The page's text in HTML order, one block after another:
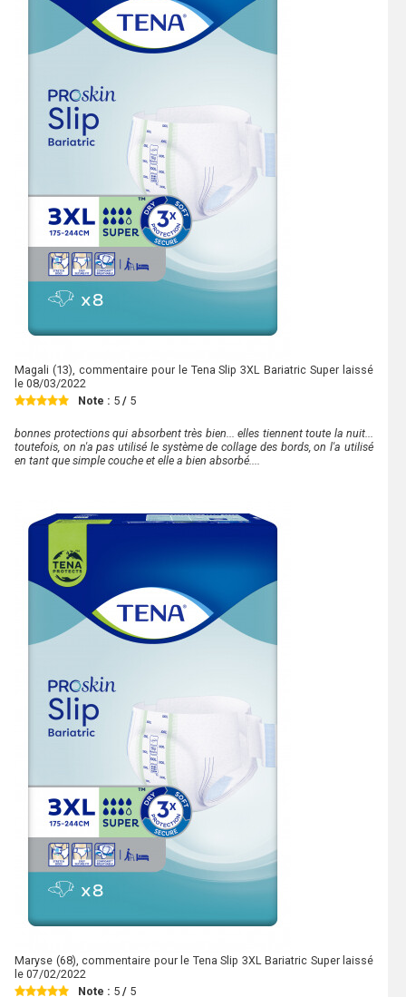
Magali (13), commentaire pour le Tena Slip 3XL Bariatric Super laissé
le 08/03/2022
Note : 5 / 5
bonnes protections qui absorbent très bien... elles tiennent toute la nuit...
toutefois, on n'a pas utilisé le système de collage des bords, on l'a utilisé
en tant que simple couche et elle a bien absorbé....
Maryse (68), commentaire pour le Tena Slip 3XL Bariatric Super laissé
le 07/02/2022
Note : 5 / 5